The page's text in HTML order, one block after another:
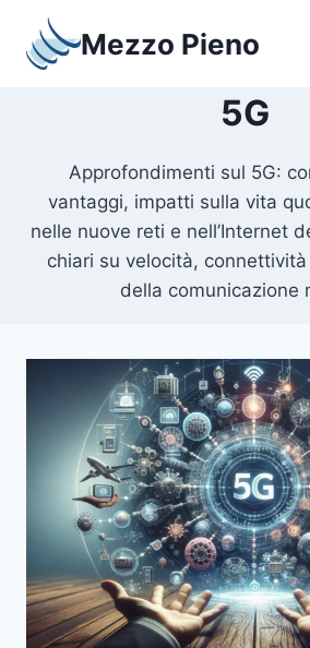
contenuto
Mezzo Pieno
5G
Approfondimenti sul 5G:
vantaggi, impatti sulla vita
nelle nuove reti e nell’Internet
chiari su velocità,
della comunicazione